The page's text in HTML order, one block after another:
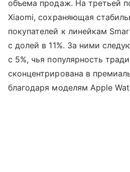
объема продаж. На третьей
Xiaomi, сохраняющая
покупателей к линейкам
с долей в 11%. За ними
с 5%, чья популярность
сконцентрирована в
благодаря моделям Apple